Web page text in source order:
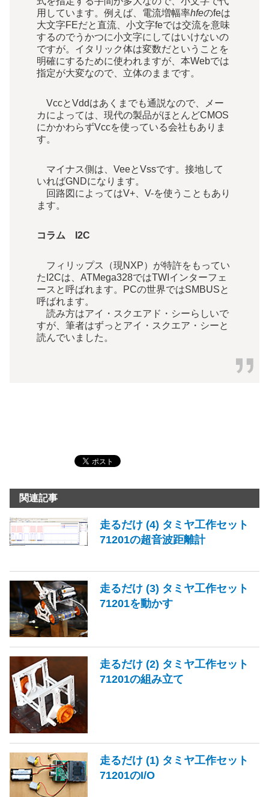
用しています。例えば、電流増幅率hfeのfeは
大文字FEだと直流、小文字feでは交流を意味
するのでうかつに小文字にしてはいけないの
ですが。イタリック体は変数だということを
明確にするために使われますが、本Webでは
指定が大変なので、立体のままです。
VccとVddはあくまでも通説なので、メー
カによっては、現代の製品がほとんどCMOS
にかかわらずVccを使っている会社もありま
す。
マイナス側は、VeeとVssです。接地して
いればGNDになります。
回路図によってはV+、V-を使うこともあり
ます。
コラム I2C
フィリップス（現NXP）が特許をもってい
たI2Cは、ATMega328ではTWIインターフェ
ースと呼ばれます。PCの世界ではSMBUSと
呼ばれます。
読み方はアイ・スクエアド・シーらしいで
すが、筆者はずっとアイ・スクエア・シーと
読んでいました。
関連記事
走るだけ (4) タミヤ工作セット
71201の超音波距離計
走るだけ (3) タミヤ工作セット
71201を動かす
走るだけ (2) タミヤ工作セット
71201の組み立て
走るだけ (1) タミヤ工作セット
71201のI/O